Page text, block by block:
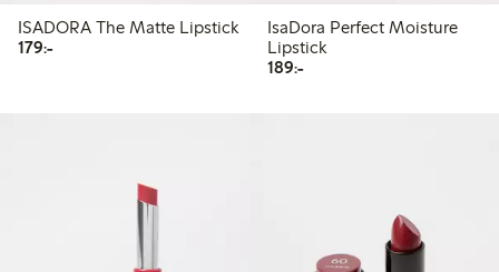
ISADORA The Matte Lipstick
179:-179,00 kr
IsaDora Perfect Moisture
Lipstick
189:-189,00 kr